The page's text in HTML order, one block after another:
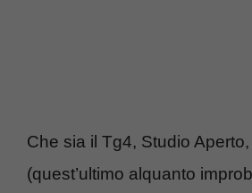
Che sia il Tg4, Studio
(quest’ultimo alquanto